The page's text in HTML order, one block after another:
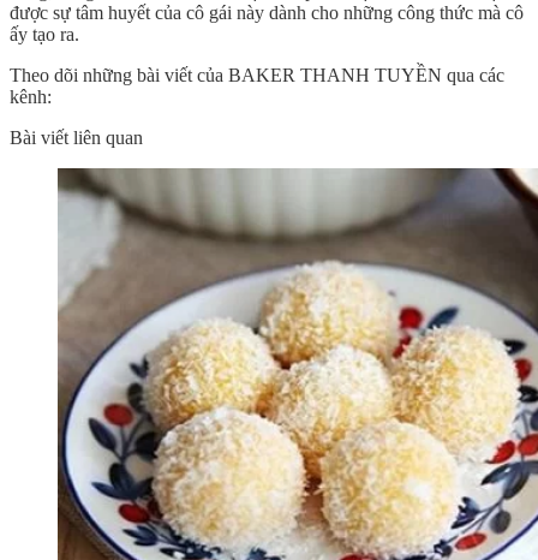
được sự tâm huyết của cô gái này dành cho những công thức mà cô
ấy tạo ra.
Theo dõi những bài viết của BAKER THANH TUYỀN qua các
kênh:
Bài viết liên quan